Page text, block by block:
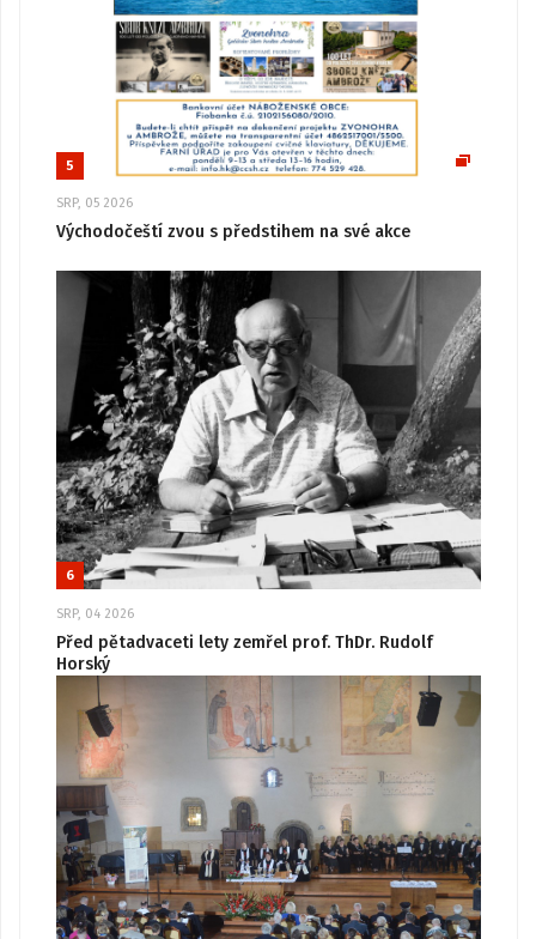
5
SRP, 05 2026
Východočeští zvou s předstihem na své akce
6
SRP, 04 2026
Před pětadvaceti lety zemřel prof. ThDr. Rudolf
Horský